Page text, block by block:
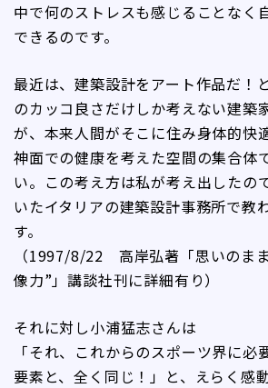
中で何のストレスも感じることなく
できるのです。
最近は、建築設計をアート作品だ！
のカッコ良さだけしか考えない建築
が、本来人間がそこに住み身体的快
神面での健康を考えた空間の集合体
い。この考え方は私が考え出したの
いたイタリアの建築設計事務所で教
す。
（1997/8/22 高岸弘著「思いのま
像力”」講談社刊に詳細有り）
それに対し小浦猛志さんは
「それ、これからのスポーツ界に必
要素と、全く同じ！」と、えらく感